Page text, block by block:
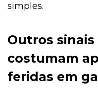
simples.
Outros
costumam
feridas em